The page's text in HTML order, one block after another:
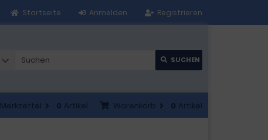
Registrieren
Anmelden
Startseite
SUCHEN
Warenkorb 0 Artikel
Merkzettel 0 Artikel